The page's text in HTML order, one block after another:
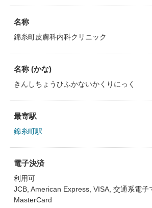
名称
錦糸町皮膚科内科クリニック
名称 (かな)
きんしちょうひふかないかくりにっく
最寄駅
錦糸町駅
電子決済
利用可
JCB, American Express, VISA, 交通系電子
MasterCard